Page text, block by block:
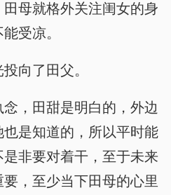
母就格外关注闺女的身
受凉。
向了田父。
，田甜是明白的，外边
是知道的，所以平时能
非要对着干，至于未来
，至少当下田母的心里